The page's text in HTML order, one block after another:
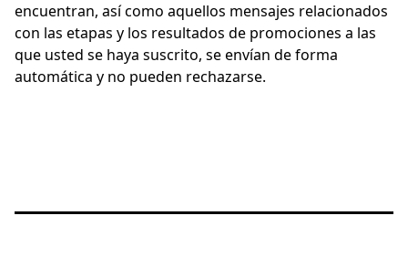
encuentran, así como aquellos mensajes relacionados
con las etapas y los resultados de promociones a las
que usted se haya suscrito, se envían de forma
automática y no pueden rechazarse.